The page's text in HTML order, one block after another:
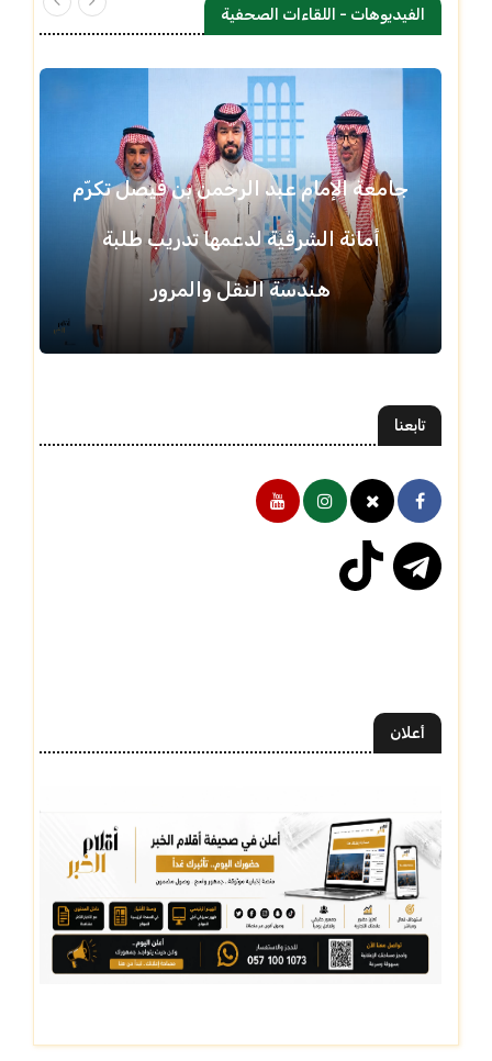
الفيديوهات - اللقاءات الصحفية
جامعة الإمام عبد الرحمن بن فيصل تكرّم
أمانة الشرقية لدعمها تدريب طلبة
هندسة النقل والمرور
تابعنا
أعلان